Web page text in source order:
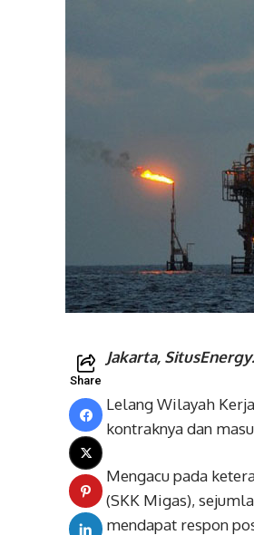
Share
Jakarta,
Lelang Wilayah
kontraknya dan
Mengacu pada
(SKK Migas),
mendapat respon